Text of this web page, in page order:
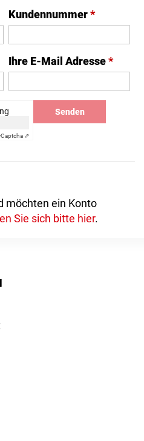
Kundennummer*
Ihre E-Mail Adresse*
Captcha ⇗
Senden
möchten ein Konto
Sie sich bitte hier.